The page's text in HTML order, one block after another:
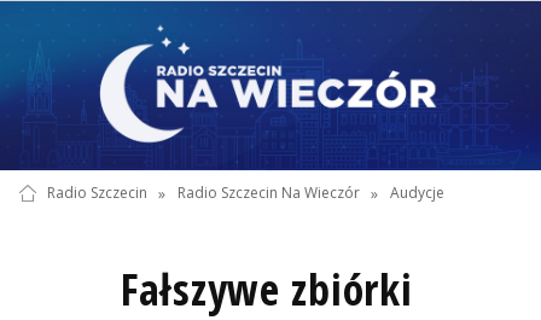
Radio Szczecin » Radio Szczecin Na Wieczór » Audycje
Fałszywe zbiórki